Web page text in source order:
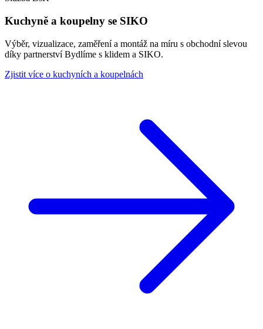
Kuchyně a koupelny se SIKO
Výběr, vizualizace, zaměření a montáž na míru s obchodní slevou
díky partnerství Bydlíme s klidem a SIKO.
Zjistit více o kuchyních a koupelnách